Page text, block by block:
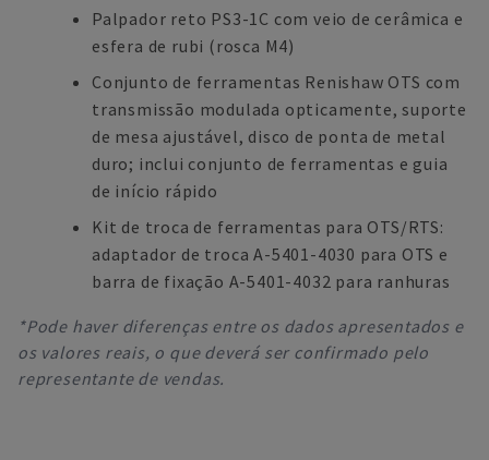
Palpador reto PS3-1C com veio de cerâmica e
esfera de rubi (rosca M4)
Conjunto de ferramentas Renishaw OTS com
transmissão modulada opticamente, suporte
de mesa ajustável, disco de ponta de metal
duro; inclui conjunto de ferramentas e guia
de início rápido
Kit de troca de ferramentas para OTS/RTS:
adaptador de troca A-5401-4030 para OTS e
barra de fixação A-5401-4032 para ranhuras
*Pode haver diferenças entre os dados apresentados e
os valores reais, o que deverá ser confirmado pelo
representante de vendas.